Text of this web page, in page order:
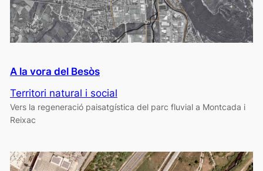
A la vora del Besòs
Territori natural i social
Vers la regeneració paisatgística del parc fluvial a Montcada i
Reixac